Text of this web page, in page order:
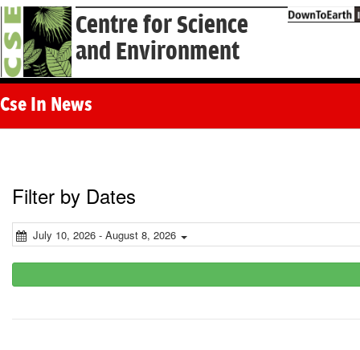
Centre for Science
and Environment
Cse In News
Filter by Dates
July 10, 2026 - August 8, 2026